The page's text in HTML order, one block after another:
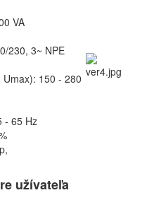
VA
230, 3~ NPE
150 - 280
- 65 Hz
užívateľa